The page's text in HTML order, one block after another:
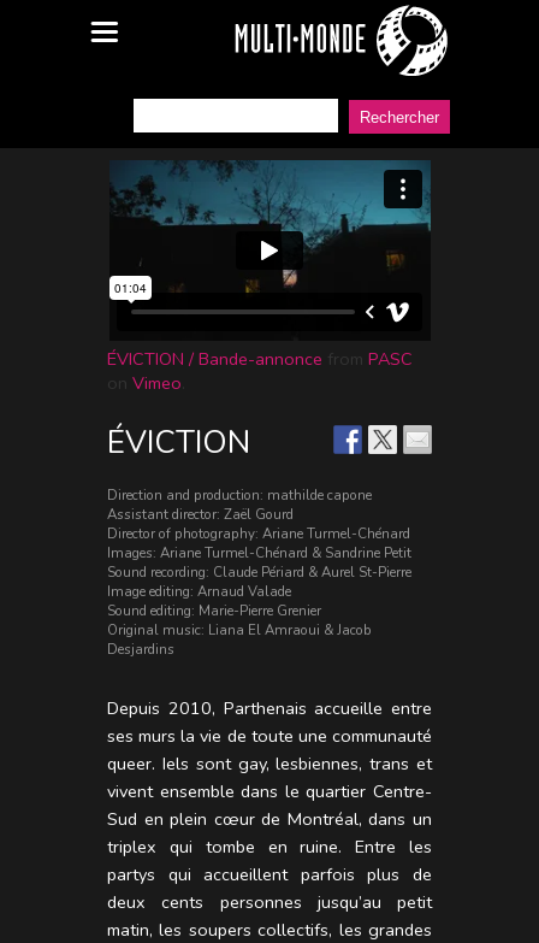
ÉVICTION / Bande-annonce from PASC
on Vimeo
ÉVICTION
Direction and production: mathilde capone
Assistant director: Zaël Gourd
Director of photography: Ariane Turmel-Chénard
Images: Ariane Turmel-Chénard & Sandrine Petit
Sound recording: Claude Périard & Aurel St-Pierre
Image editing: Arnaud Valade
Sound editing: Marie-Pierre Grenier
Original music: Liana El Amraoui & Jacob
Desjardins
Depuis 2010, Parthenais accueille entre
ses murs la vie de toute une communauté
queer. Iels sont gay, lesbiennes, trans et
vivent ensemble dans le quartier Centre-
Sud en plein cœur de Montréal, dans un
triplex qui tombe en ruine. Entre les
partys qui accueillent parfois plus de
deux cents personnes jusqu’au petit
matin, les soupers collectifs, les grandes